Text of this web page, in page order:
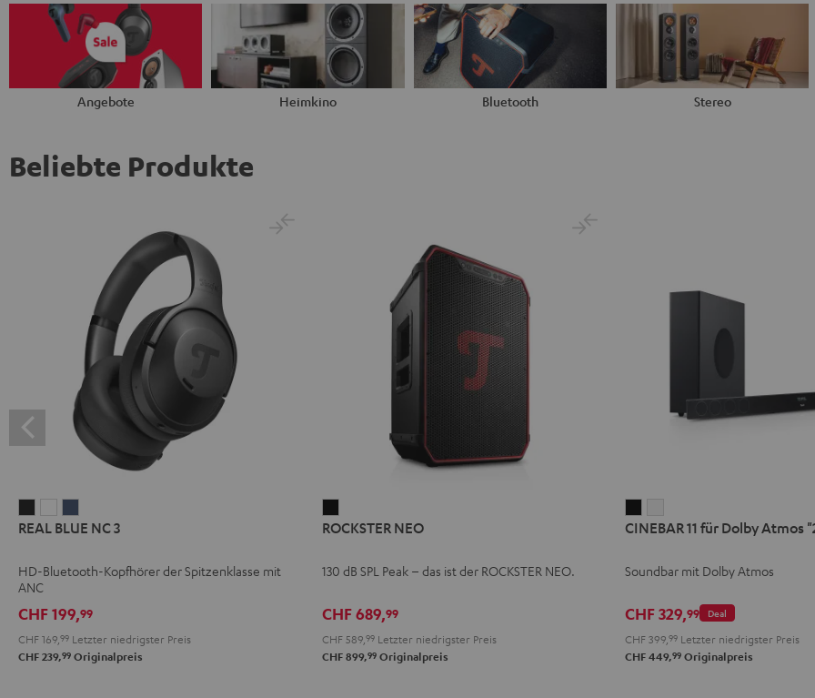
Angebote Heimkino Bluetooth Stereo
Beliebte Produkte
BLUE
3
Night
Black
BLUE
3
White
BLUE
3
Blue
REAL BLUE NC 3
HD-Bluetooth-Kopfhörer der Spitzenklasse mit
ANC
CHF 199,99
CHF 169, 99 Letzter niedrigster Preis
CHF 239,99 Originalpreis
NEO
ROCKSTER NEO
130 dB SPL Peak – das ist der ROCKSTER NEO.
CHF 689,99
CHF 589, 99Letzter niedrigster Preis
CHF 899,99Originalpreis
11
Dolby
"2.1-
Set"
Schwarz
11
Dolby
"2.1-
Set"
Weiß
CINEBAR 11 für Dolby Atmos
Soundbar mit Dolby Atmos
Deal
CHF 329,99
CHF 399, 99 Letzter niedrigster Preis
CHF 449,99 Originalpreis